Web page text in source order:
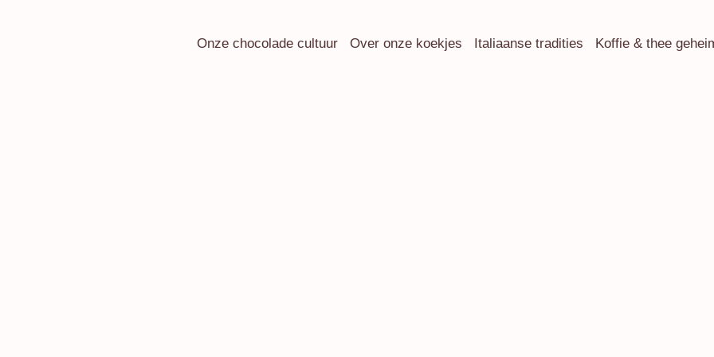
Onze chocolade cultuur Over onze koekjes Italiaanse tradities Koffie & thee